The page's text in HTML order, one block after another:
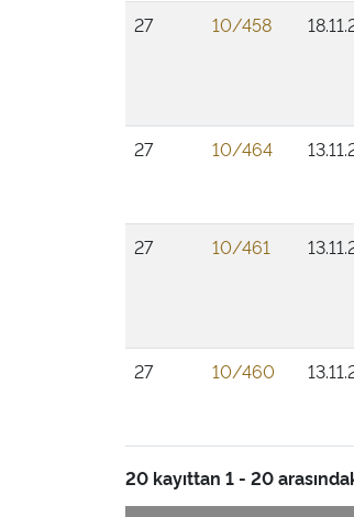
27
10/458
27
10/464
27
10/461
27
10/460
20 kayıttan 1 - 20